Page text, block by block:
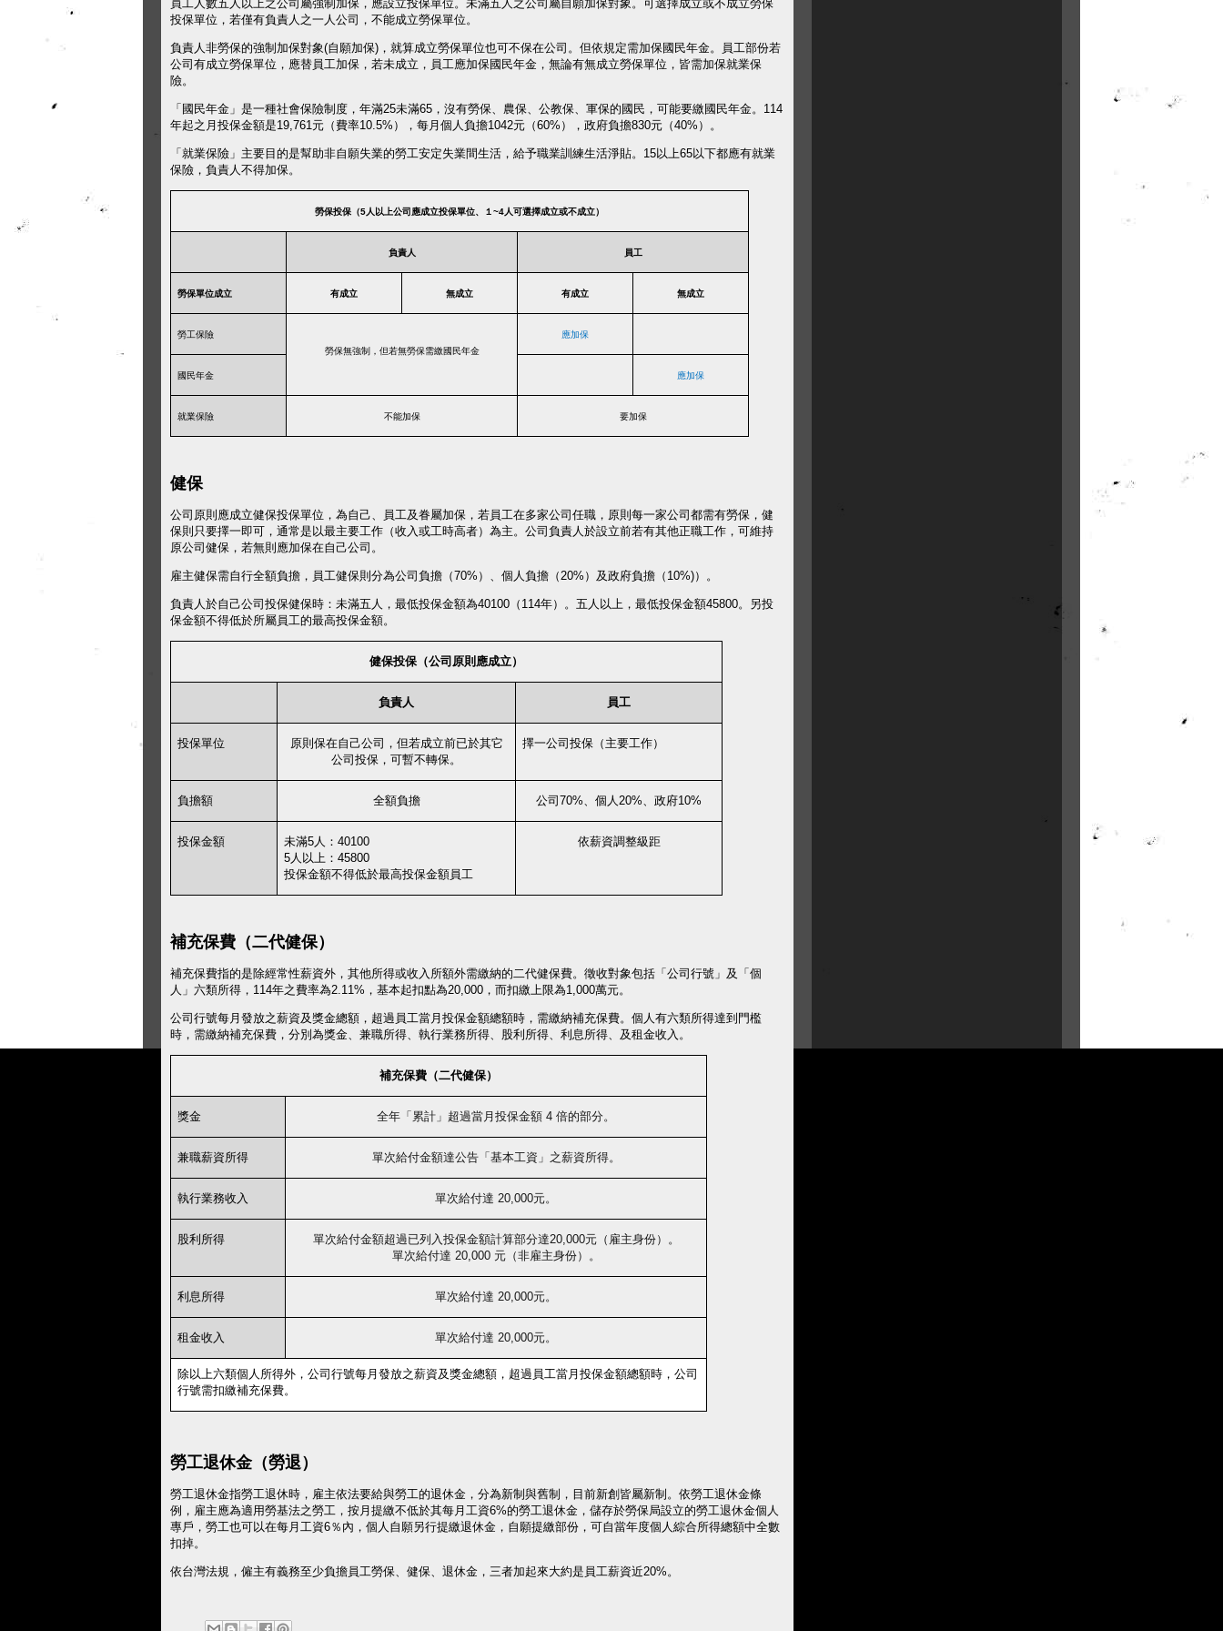
員工人數五人以上之公司屬強制加保，應設立投保單位。未滿五人之公司屬自願加保對象。可選擇成立或不成立勞保
投保單位，若僅有負責人之一人公司，不能成立勞保單位。
負責人非勞保的強制加保對象(自願加保) ，就算成立勞保單位也可不保在公司。但依規定需加保國民年金。員工部份若
公司有成立勞保單位，應替員工加保，若未成立，員工應加保國民年金，無論有無成立勞保單位，皆需加保就業保
險。
「國民年金」是一種社會保險制度，年滿25未滿65 ，沒有勞保、農保、公教保、軍保的國民，可能要繳國民年金。114
年起之 月投保金額是19,761元（費率10.5% ），每月個人負擔1042元（60% ），政府負擔830元（40% ）。
「就業保險」主要目的是幫助非自願失業的勞工安定失業間生活，給予職業訓練生活淨貼。 15以上65以下都應有就業
保險，負責人不得加保。
勞保投保（5人以上公司應成立投保單位、１~4人可選擇成立或不成立）
負責人 員工
勞保單位成立 有成立 無成立 有成立 無成立
勞工保險
勞保無強制，但若無勞保需繳國民年金
應加保
國民年金 應加保
就業保險 不能加保 要加保
健保
公司原則應成立健保投保單位，為自己、員工及眷屬加保，若員工在多家公司任職，原則每一家公司都需有勞保，健
保則只要擇一即可，通常是以最主要工作（收入或工時高者）為主。公司負責人於設立前若有其他正職工作，可維持
原公司健保，若無則應加保在自己公司。
雇主健保需自行全額負擔， 員工健保則分為公司負擔（70% ）、個人負擔（20% ）及政府負擔（ 10%)）。
負責人於自己公司投保健保時： 未滿五人，最低投保金額為40100 （ 114年）。 五人以上，最低投保金額45800。
另投
保金額不得低於所屬員工的最高投保金額。
健保投保（公司原則應成立）
負責人 員工
投保單位
原則保在自己公司，但若成立前已於其它
公司投保，可暫不轉保。
擇一公司投保（主要工作）
負擔額 全額負擔 公司 70%、個人20%、政府10%
投保金額 未滿5人：40100
5人以上：45800
投保金額不得低於最高投保金額員工
依薪資調整級距
補充保費（二代健保）
補充保費指的是除經常性薪資外，其他所得或收入所額外需繳納的二代健保費。徵收對象包括「公司行號」及「個
人」六類所得，114年之費率為2.11% ，基本起扣點為20,000 ，而扣繳上限為1,000萬元。
公司行號每月發放之薪資及獎金總額，超過員工當月投保金額總額時，需繳納補充保費。個人有六類所得達到門檻
時，需繳納補充保費，分別為獎金、兼職所得、執行業務所得、股利所得、利息所得、及租金收入。
補充保費（二代健保）
獎金 全年「累計」超過當月投保金額 4 倍的部分。
兼職薪資所得 單次給付金額達公告「基本工資」之薪資所得。
執行業務收入 單次給付達 20,000元。
股利所得 單次給付金額超過已列入投保金額計算部分達20,000元（雇主身份）。
單次給付達 20,000 元（非雇主身份）。
利息所得 單次給付達 20,000元。
租金收入 單次給付達 20,000元。
除以上六類個人所得外，公司行號每月發放之薪資及獎金總額，超過員工當月投保金額總額時，公司
行號需扣繳補充保費。
勞工退休金（勞退）
勞工退休金指勞工退休時，雇主依法要給與勞工的退休金，分為新制與舊制，目前新創皆屬新制。 依勞工退休金條
例，雇主應為適用勞基法之勞工，按月提繳不低於其每月工資6%的勞工退休金，儲存於勞保局設立的勞工退休金個人
專戶，勞工也可以在每月工資6％ 內，個人自願另行提繳退休金，自願提繳部份，可自當年度個人綜合所得總額中全數
扣掉。
依台灣法規，僱主有義務至少負擔員工勞保、健保、退休金，三者加起來大約是員工薪資近20%。